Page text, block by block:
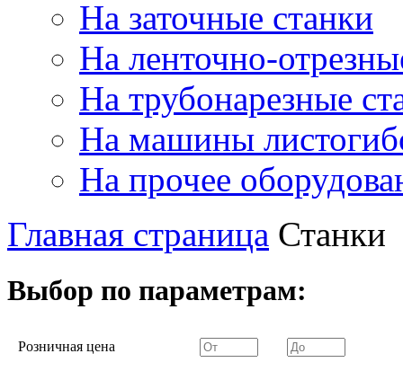
На заточные станки
На ленточно-
На трубонарезные
На машины
На прочее
Главная страница Станки
Выбор по параметрам:
Розничная цена